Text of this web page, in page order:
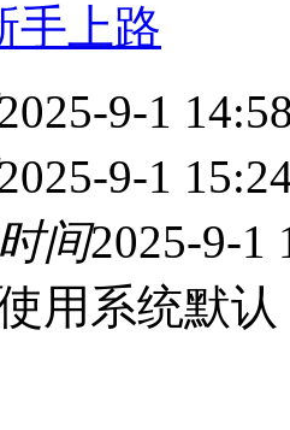
手上路
9-1
9-1
间2025-9-1
用系统默认